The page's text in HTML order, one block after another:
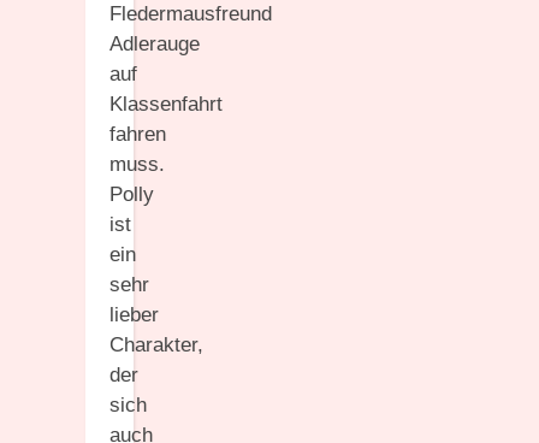
Fledermausfreund
Adlerauge
auf
Klassenfahrt
fahren
muss.
Polly
ist
ein
sehr
lieber
Charakter,
der
sich
auch